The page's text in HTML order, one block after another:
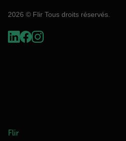
2026 © Flir Tous droits réservés.
Flir